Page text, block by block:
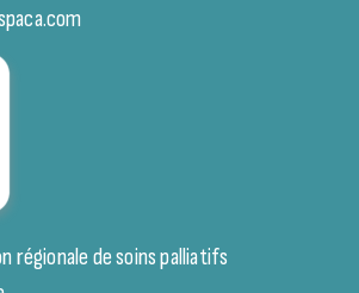
régionale de soins palliatifs